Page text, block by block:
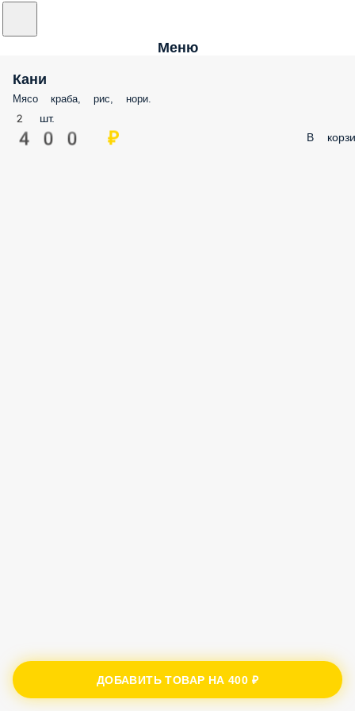
Меню
Кани
Мясо краба, рис, нори.
2 шт.
400 ₽ В
ДОБАВИТЬ ТОВАР НА400 ₽